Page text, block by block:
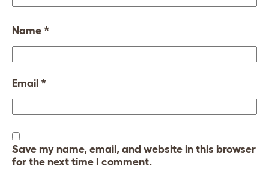
Name *
Email *
Save my name, email, and website in this browser
for the next time I comment.